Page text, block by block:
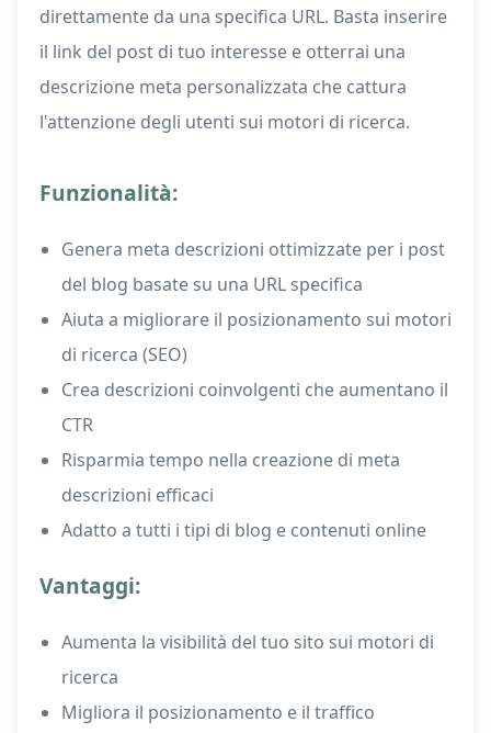
direttamente da una specifica URL. Basta inserire
il link del post di tuo interesse e otterrai una
descrizione meta personalizzata che cattura
l'attenzione degli utenti sui motori di ricerca.
Funzionalità:
Genera meta descrizioni ottimizzate per i post
del blog basate su una URL specifica
Aiuta a migliorare il posizionamento sui motori
di ricerca (SEO)
Crea descrizioni coinvolgenti che aumentano il
CTR
Risparmia tempo nella creazione di meta
descrizioni efficaci
Adatto a tutti i tipi di blog e contenuti online
Vantaggi:
Aumenta la visibilità del tuo sito sui motori di
ricerca
Migliora il posizionamento e il traffico